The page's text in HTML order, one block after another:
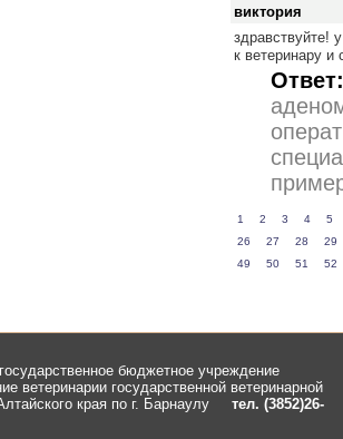
виктория
здравствуйте!
к ветеринару и
Ответ:
1 2 3 4
5
26
27 28
29
49
50 51 52
бюджетное учреждение
ветеринарии государственной ветеринарной
края по г. Барнаулу
тел. (3852)26-